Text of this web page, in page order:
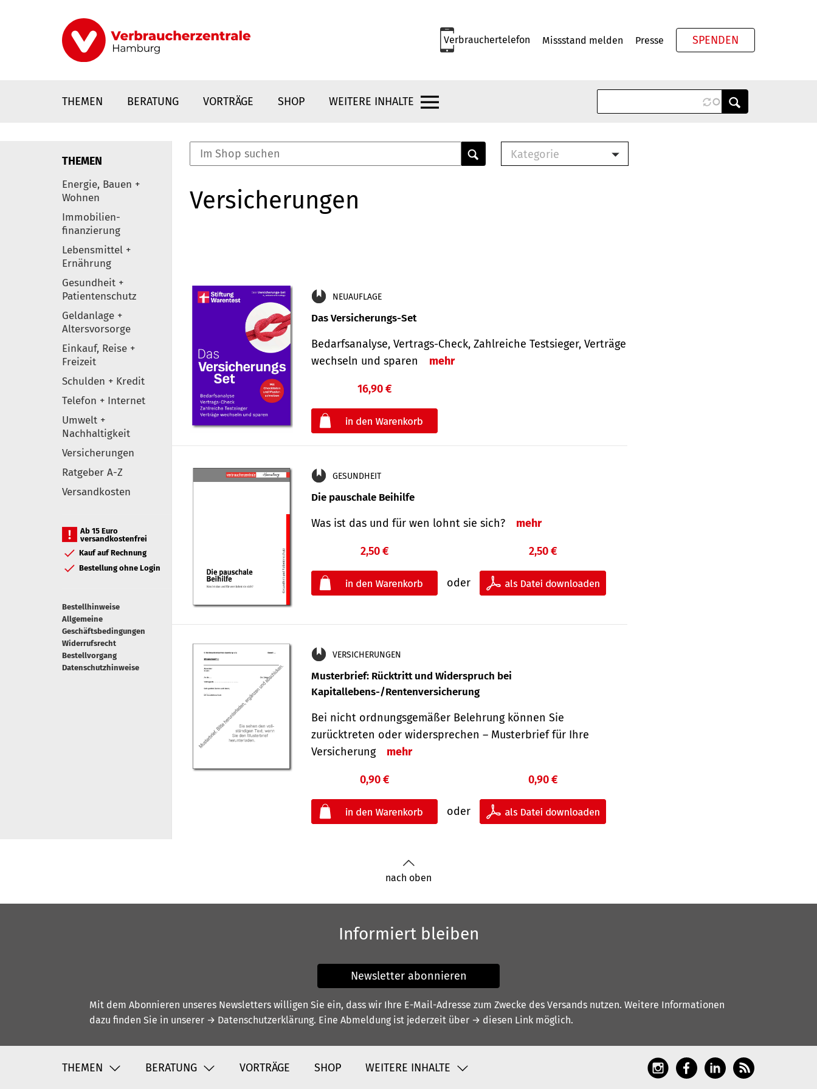
Verbrauchertelefon Missstand melden Presse SPENDEN
THEMEN BERATUNG VORTRÄGE SHOP WEITERE INHALTE
Elemente
THEMEN
Energie, Bauen +
Wohnen
Immobilien-
finanzierung
Lebensmittel +
Ernährung
Gesundheit +
Patientenschutz
Geldanlage +
Altersvorsorge
Einkauf, Reise +
Freizeit
Schulden + Kredit
Telefon + Internet
Umwelt +
Nachhaltigkeit
Versicherungen
Ratgeber A-Z
Versandkosten
Ab 15 Euro
versandkostenfrei
Kauf auf Rechnung
Bestellung ohne Login
Bestellhinweise
Allgemeine
Geschäftsbedingungen
Widerrufsrecht
Bestellvorgang
Datenschutzhinweise
Kategorie
Versicherungen
NEUAUFLAGE
Das Versicherungs-Set
Bedarfsanalyse, Vertrags-Check, Zahlreiche Testsieger, Verträge
wechseln und sparen
mehr
16,90 €
GESUNDHEIT
Die pauschale Beihilfe
Was ist das und für wen lohnt sie sich? mehr
2,50 €
oder
2,50 €
VERSICHERUNGEN
Musterbrief: Rücktritt und Widerspruch bei
Kapitallebens-/Rentenversicherung
Bei nicht ordnungsgemäßer Belehrung können Sie
zurücktreten oder widersprechen – Musterbrief für Ihre
Versicherung
mehr
0,90 €
oder
0,90 €
nach oben
Informiert bleiben
Newsletter abonnieren
Mit dem Abonnieren unseres Newsletters willigen Sie ein, dass wir Ihre E-Mail-Adresse zum Zwecke des Versands nutzen. Weitere Informationen
dazu finden Sie in unserer → Datenschutzerklärung. Eine Abmeldung ist jederzeit über → diesen Link möglich.
THEMEN BERATUNG VORTRÄGE SHOP WEITERE INHALTE